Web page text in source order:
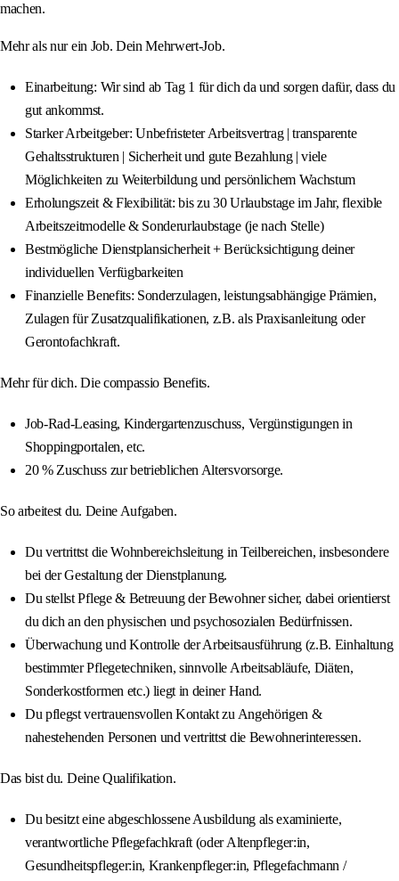
machen.
Mehr als nur ein Job. Dein Mehrwert-Job.
Einarbeitung: Wir sind ab Tag 1 für dich da und sorgen dafür, dass du
gut ankommst.
Starker Arbeitgeber: Unbefristeter Arbeitsvertrag | transparente
Gehaltsstrukturen | Sicherheit und gute Bezahlung | viele
Möglichkeiten zu Weiterbildung und persönlichem Wachstum
Erholungszeit & Flexibilität: bis zu 30 Urlaubstage im Jahr, flexible
Arbeitszeitmodelle & Sonderurlaubstage (je nach Stelle)
Bestmögliche Dienstplansicherheit + Berücksichtigung deiner
individuellen Verfügbarkeiten
Finanzielle Benefits: Sonderzulagen, leistungsabhängige Prämien,
Zulagen für Zusatzqualifikationen, z.B. als Praxisanleitung oder
Gerontofachkraft.
Mehr für dich. Die compassio Benefits.
Job-Rad-Leasing, Kindergartenzuschuss, Vergünstigungen in
Shoppingportalen, etc.
20 % Zuschuss zur betrieblichen Altersvorsorge.
So arbeitest du. Deine Aufgaben.
Du vertrittst die Wohnbereichsleitung in Teilbereichen, insbesondere
bei der Gestaltung der Dienstplanung.
Du stellst Pflege & Betreuung der Bewohner sicher, dabei orientierst
du dich an den physischen und psychosozialen Bedürfnissen.
Überwachung und Kontrolle der Arbeitsausführung (z.B. Einhaltung
bestimmter Pflegetechniken, sinnvolle Arbeitsabläufe, Diäten,
Sonderkostformen etc.) liegt in deiner Hand.
Du pflegst vertrauensvollen Kontakt zu Angehörigen &
nahestehenden Personen und vertrittst die Bewohnerinteressen.
Das bist du. Deine Qualifikation.
Du besitzt eine abgeschlossene Ausbildung als examinierte,
verantwortliche Pflegefachkraft (oder Altenpfleger:in,
Gesundheitspfleger:in, Krankenpfleger:in, Pflegefachmann /